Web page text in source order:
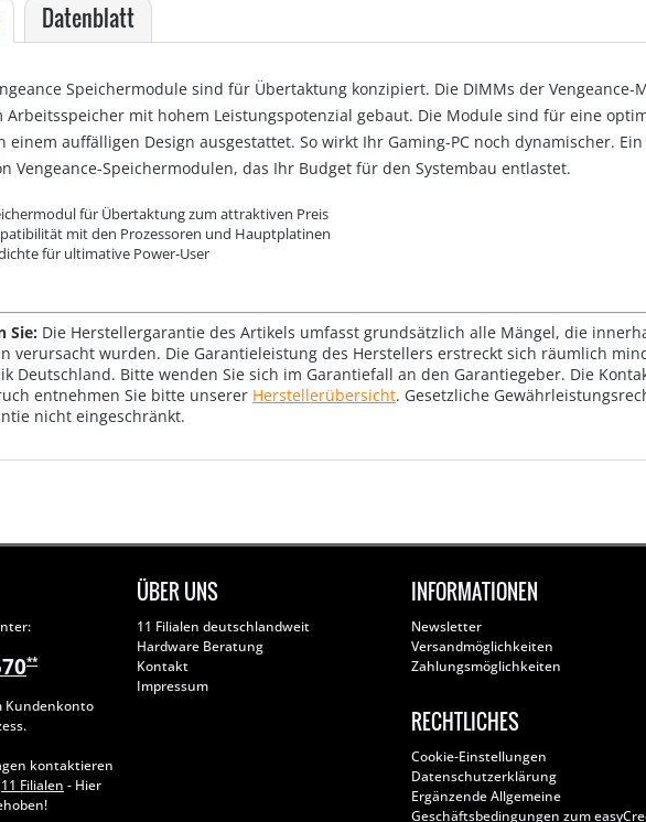
Datenblatt
Speichermodule sind für Übertaktung konzipiert. Die DIMMs der
Arbeitsspeicher mit hohem Leistungspotenzial gebaut. Die Module sind für eine
einem auffälligen Design ausgestattet. So wirkt Ihr Gaming-PC noch dynamischer.
Vengeance-Speichermodulen, das Ihr Budget für den Systembau entlastet.
für Übertaktung zum attraktiven Preis
mit den Prozessoren und Hauptplatinen
für ultimative Power-User
Sie: Die Herstellergarantie des Artikels umfasst grundsätzlich alle Mängel, die
verursacht wurden. Die Garantieleistung des Herstellers erstreckt sich räumlich
Deutschland. Bitte wenden Sie sich im Garantiefall an den Garantiegeber. Die
entnehmen Sie bitte unserer Herstellerübersicht. Gesetzliche
nicht eingeschränkt.
**
Kundenkonto
kontaktieren
11 Filialen - Hier
ÜBER UNS
11 Filialen deutschlandweit
Hardware Beratung
Kontakt
Impressum
INFORMATIONEN
Newsletter
Versandmöglichkeiten
Zahlungsmöglichkeiten
RECHTLICHES
Cookie-Einstellungen
Datenschutzerklärung
Ergänzende Allgemeine
Geschäftsbedingungen zum